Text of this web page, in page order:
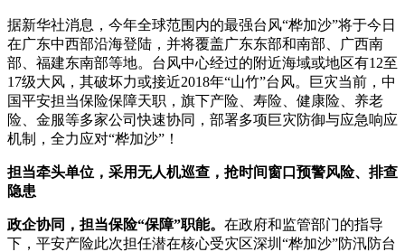
据新华社消息，今年全球范围内的最强台风“桦加沙”将于今日
在广东中西部沿海登陆，并将覆盖广东东部和南部、广西南
部、福建东南部等地。台风中心经过的附近海域或地区有12至
17级大风，其破坏力或接近2018年“山竹”台风。巨灾当前，中
国平安担当保险保障天职，旗下产险、寿险、健康险、养老
险、金服等多家公司快速协同，部署多项巨灾防御与应急响应
机制，全力应对“桦加沙”！
担当牵头单位，采用无人机巡查，抢时间窗口预警风险、排查
隐患
政企协同，担当保险“保障”职能。 在政府和监管部门的指导
下，平安产险此次担任潜在核心受灾区深圳“桦加沙”防汛防台